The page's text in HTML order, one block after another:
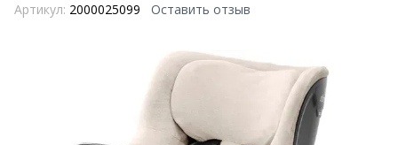
Артикул: 2000025099 Оставить отзыв